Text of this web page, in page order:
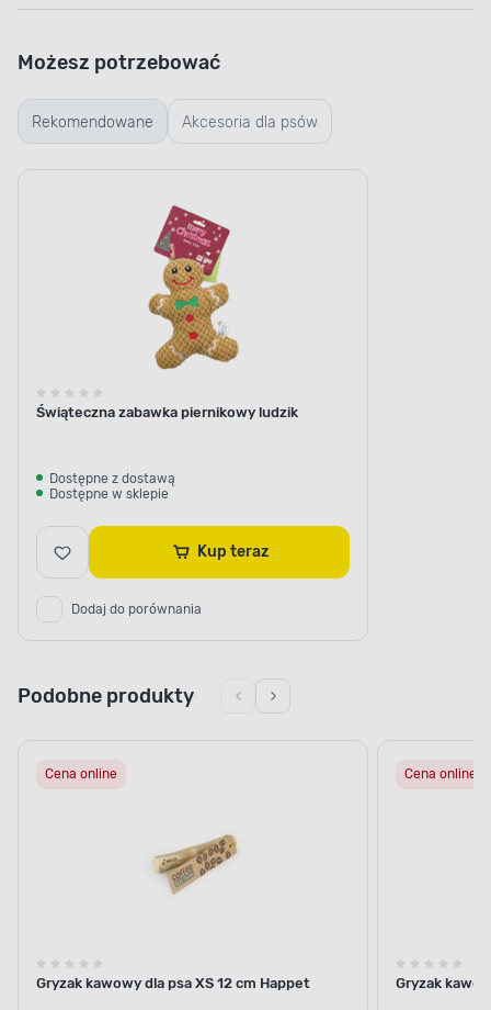
Rekomendowane Akcesoria dla psów
Możesz potrzebować
Świąteczna zabawka piernikowy ludzik
Dostępne z dostawą
Dostępne w sklepie
Kup teraz
Dodaj do porównania
Podobne produkty
Cena online
Gryzak kawowy dla psa XS 12 cm Happet
Cena online
Gryzak